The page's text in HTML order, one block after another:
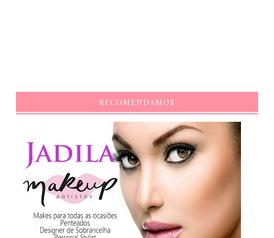
RECOMENDAMOS